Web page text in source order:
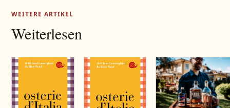
WEITERE ARTIKEL
Weiterlesen